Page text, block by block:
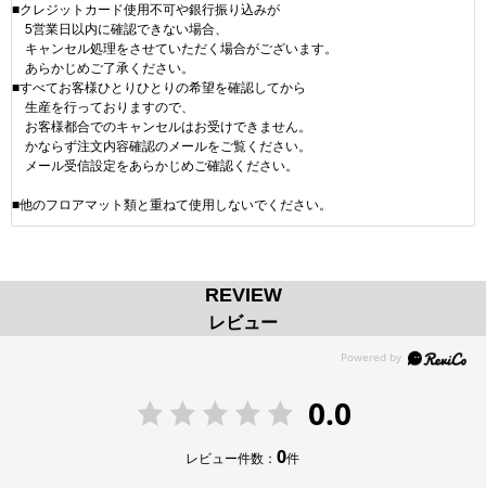
■クレジットカード使用不可や銀行振り込みが
5営業日以内に確認できない場合、
キャンセル処理をさせていただく場合がございます。
あらかじめご了承ください。
■すべてお客様ひとりひとりの希望を確認してから
生産を行っておりますので、
お客様都合でのキャンセルはお受けできません。
かならず注文内容確認のメールをご覧ください。
メール受信設定をあらかじめご確認ください。
■他のフロアマット類と重ねて使用しないでください。
REVIEW
レビュー
0.0
レビュー件数：0件